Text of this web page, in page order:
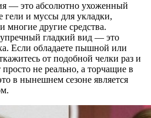
— это абсолютно ухоженный
и муссы для укладки,
многие другие средства.
гладкий вид — это
Если обладаете пышной или
от подобной челки раз и
просто не реально, а торчащие в
в нынешнем сезоне является